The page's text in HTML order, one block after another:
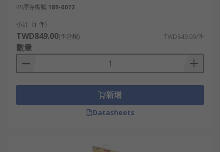
RS庫存編號 189-0072
小計（1 件）
TWD849.00(不含稅) TWD849.00/件
數量
新增
Datasheets